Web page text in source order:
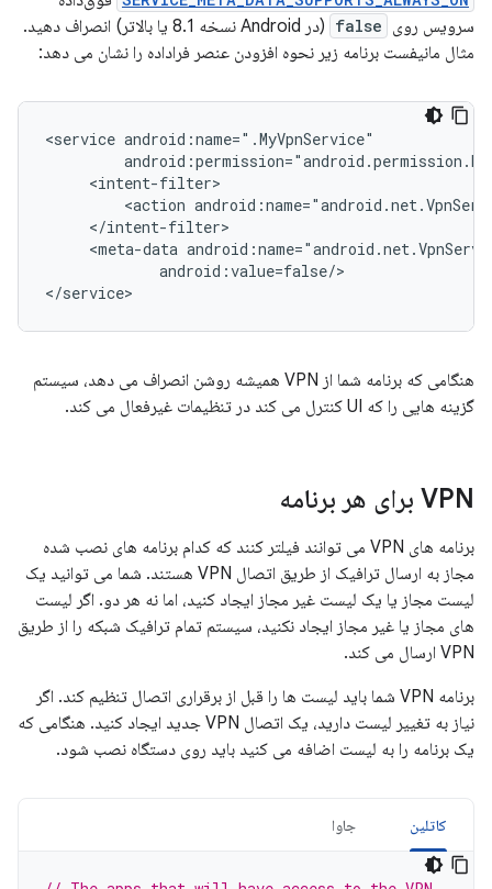
سرویس روی false
(در Android نسخه 8.1 یا بالاتر) انصراف دهید.
مثال مانیفست برنامه زیر نحوه افزودن عنصر فراداده را نشان می دهد:
<service
<action
<meta-data
android:value=false/>
هنگامی که برنامه شما از VPN همیشه روشن انصراف می دهد، سیستم
گزینه هایی را که UI کنترل می کند در تنظیمات غیرفعال می کند.
VPN برای هر برنامه
برنامه های VPN می توانند فیلتر کنند که کدام برنامه های نصب شده
مجاز به ارسال ترافیک از طریق اتصال VPN هستند. شما می توانید یک
لیست مجاز یا یک لیست غیر مجاز ایجاد کنید، اما نه هر دو. اگر لیست
های مجاز یا غیر مجاز ایجاد نکنید، سیستم تمام ترافیک شبکه را از طریق
VPN ارسال می کند.
برنامه VPN شما باید لیست ها را قبل از برقراری اتصال تنظیم کند. اگر
نیاز به تغییر لیست دارید، یک اتصال VPN جدید ایجاد کنید. هنگامی که
یک برنامه را به لیست اضافه می کنید باید روی دستگاه نصب شود.
کاتلین جاوا